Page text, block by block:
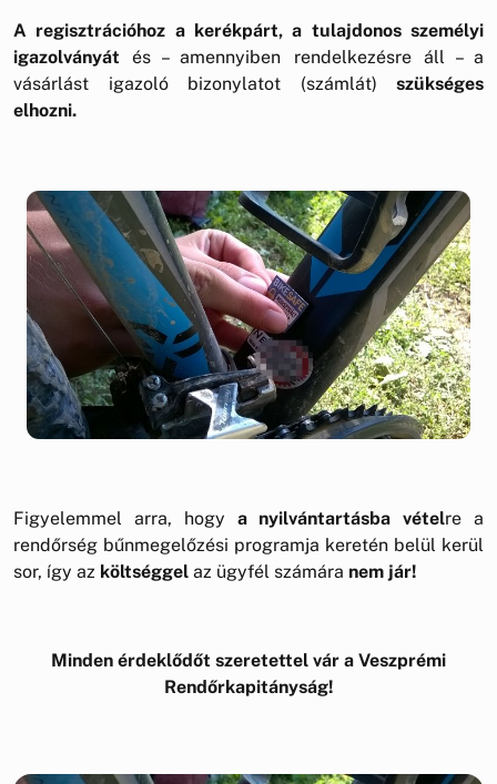
A regisztrációhoz a kerékpárt, a tulajdonos személyi
igazolványátés – amennyiben rendelkezésre áll – a
vásárlást igazoló bizonylatot (számlát) szükséges
elhozni.
Figyelemmel arra, hogy a nyilvántartásba vételre a
rendőrség bűnmegelőzési programja keretén belül kerül
sor, így az költséggel az ügyfél számára nem jár!
Minden érdeklődőt szeretettel vár a Veszprémi
Rendőrkapitányság!